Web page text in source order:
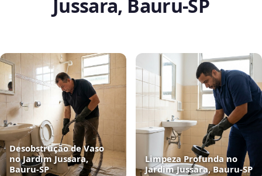
Jussara, Bauru‑SP
Desobstrução de Vaso
no Jardim Jussara,
Bauru‑SP
Limpeza Profunda no
Jardim Jussara, Bauru‑SP